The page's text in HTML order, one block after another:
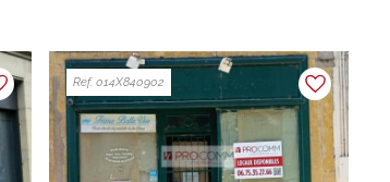
Ref. 014X840902